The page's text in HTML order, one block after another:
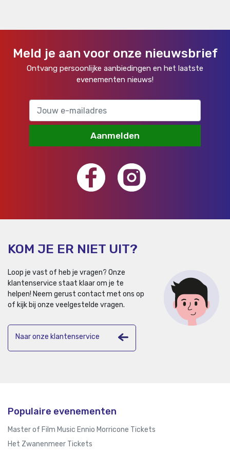
Meld je aan voor onze nieuwsbrief
Ontvang persoonlijke aanbiedingen en het laatste
evenementen nieuws!
Aanmelden
KOM JE ER NIET UIT?
Loop je vast of heb je vragen? Onze
klantenservice staat klaar om je te
helpen! Neem gerust contact met ons op
of kijk bij onze veelgestelde vragen.
Naar onze klantenservice
Populaire evenementen
Master of Film Music Ennio Morricone Tickets
Het Zwanenmeer Tickets